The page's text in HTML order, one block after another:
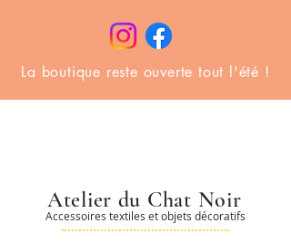
La boutique reste ouverte tout l'été !
Accessoires textiles et objets décoratifs
Atelier du Chat Noir